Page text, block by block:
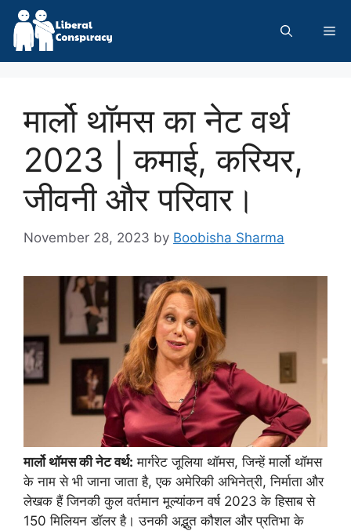
Skip
content
मार्लो थॉमस का नेट वर्थ
2023 | कमाई, करियर,
जीवनी और परिवार।
November 28, 2023 by Boobisha Sharma
मार्लो थॉमस की नेट वर्थ: मार्गरेट जूलिया थॉमस, जिन्हें मार्लो थॉमस
के नाम से भी जाना जाता है, एक अमेरिकी अभिनेत्री, निर्माता और
लेखक हैं जिनकी कुल वर्तमान मूल्यांकन वर्ष 2023 के हिसाब से
150 मिलियन डॉलर है। उनकी अद्भुत कौशल और प्रतिभा के